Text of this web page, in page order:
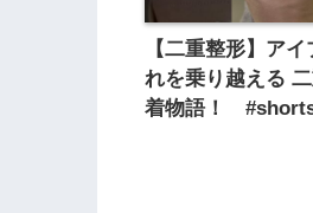
【二重整形】ア
れを乗り越える
着物語！